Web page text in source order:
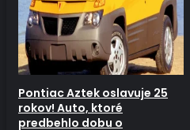
Pontiac Aztek oslavuje 25
rokov! Auto, ktoré
predbehlo dobu o